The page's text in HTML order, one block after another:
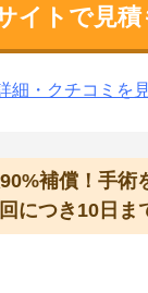
イトで見積
細・クチコミを
補償！手術
につき10日